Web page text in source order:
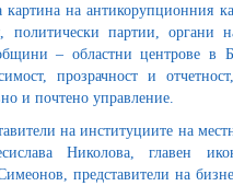
картина на антикорупционния
политически партии, органи
– областни центрове в
прозрачност и
и почтено управление.
на институциите на
Николова, главен
представители на